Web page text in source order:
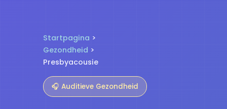
Startpagina >
Gezondheid >
Presbyacousie
🎧 Auditieve Gezondheid